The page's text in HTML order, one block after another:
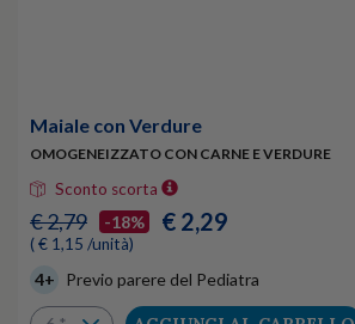
Maiale con Verdure
OMOGENEIZZATO CON CARNE E VERDURE
Sconto scorta
€ 2,79 -18% € 2,29
( € 1,15 /unità)
4+ Previo parere del Pediatra